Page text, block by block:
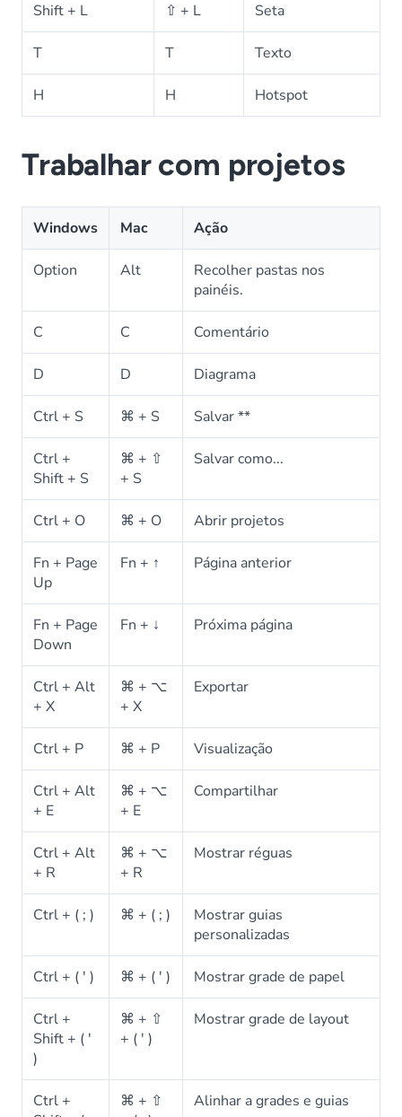
Shift + L ⇧ + L Seta
T T Texto
H H Hotspot
Trabalhar com projetos
Windows Mac Ação
Option Alt
Recolher pastas nos
painéis.
C C Comentário
D D Diagrama
Ctrl + S ⌘ + S Salvar **
Ctrl +
Shift + S
⌘ + ⇧
+ S
Salvar como...
Ctrl + O ⌘ + O Abrir projetos
Fn + Page
Up
Fn + ↑ Página anterior
Fn + Page
Down
Fn + ↓ Próxima página
Ctrl + Alt
+ X
⌘ + ⌥
+ X
Exportar
Ctrl + P ⌘ + P Visualização
Ctrl + Alt
+ E
⌘ + ⌥
+ E
Compartilhar
Ctrl + Alt
+ R
⌘ + ⌥
+ R
Mostrar réguas
Ctrl + ( ; ) ⌘ + ( ; )
Mostrar guias
personalizadas
Ctrl + ( ' ) ⌘ + ( ' ) Mostrar grade de papel
Ctrl +
Shift + ( '
)
⌘ + ⇧
+ ( ' )
Mostrar grade de layout
Ctrl +
⌘ + ⇧
Alinhar a grades e guias